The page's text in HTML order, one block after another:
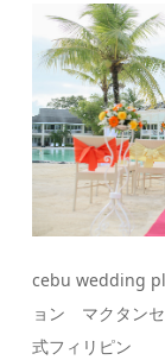
cebu wedding
ョン マクタン
式フィリピン